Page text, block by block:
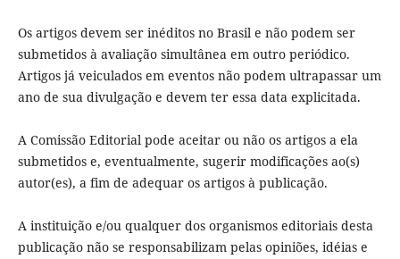
Os artigos devem ser inéditos no Brasil e não podem ser
submetidos à avaliação simultânea em outro periódico.
Artigos já veiculados em eventos não podem ultrapassar um
ano de sua divulgação e devem ter essa data explicitada.
A Comissão Editorial pode aceitar ou não os artigos a ela
submetidos e, eventualmente, sugerir modificações ao(s)
autor(es), a fim de adequar os artigos à publicação.
A instituição e/ou qualquer dos organismos editoriais desta
publicação não se responsabilizam pelas opiniões, idéias e